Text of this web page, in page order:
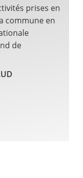
prises en
commune en
de